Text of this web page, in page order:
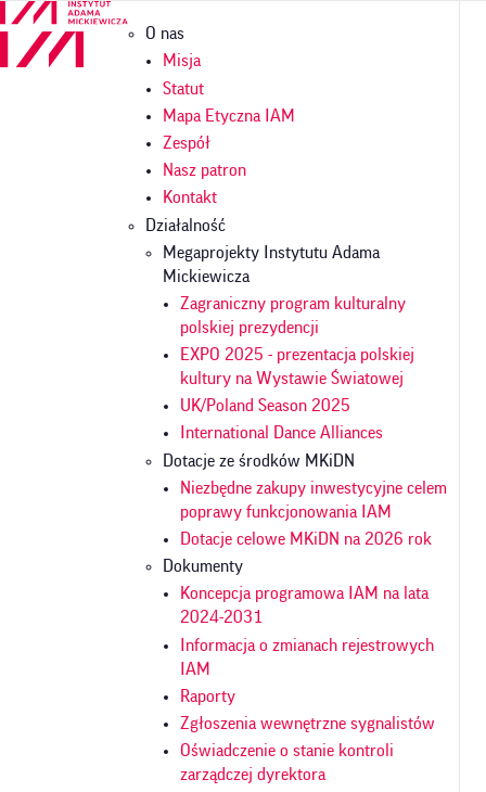
Przejdź
treści
Główna
nawigacja
O nas
Misja
Statut
Mapa Etyczna IAM
Zespół
Nasz patron
Kontakt
Działalność
Megaprojekty Instytutu Adama
Mickiewicza
Zagraniczny program kulturalny
polskiej prezydencji
EXPO 2025 - prezentacja polskiej
kultury na Wystawie Światowej
UK/Poland Season 2025
International Dance Alliances
Dotacje ze środków MKiDN
Niezbędne zakupy inwestycyjne celem
poprawy funkcjonowania IAM
Dotacje celowe MKiDN na 2026 rok
Dokumenty
Koncepcja programowa IAM na lata
2024-2031
Informacja o zmianach rejestrowych
IAM
Raporty
Zgłoszenia wewnętrzne sygnalistów
Oświadczenie o stanie kontroli
zarządczej dyrektora